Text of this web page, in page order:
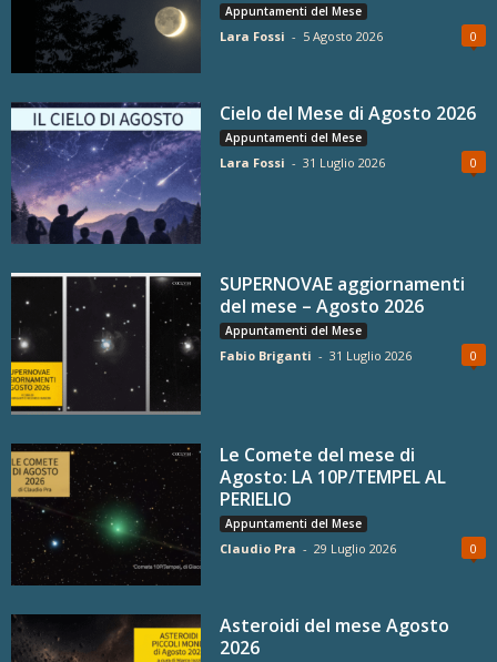
Appuntamenti del Mese
Lara Fossi - 5 Agosto 2026 0
Cielo del Mese di Agosto 2026
Appuntamenti del Mese
Lara Fossi - 31 Luglio 2026 0
SUPERNOVAE aggiornamenti
del mese – Agosto 2026
Appuntamenti del Mese
Fabio Briganti - 31 Luglio 2026 0
Le Comete del mese di
Agosto: LA 10P/TEMPEL AL
PERIELIO
Appuntamenti del Mese
Claudio Pra - 29 Luglio 2026 0
Asteroidi del mese Agosto
2026